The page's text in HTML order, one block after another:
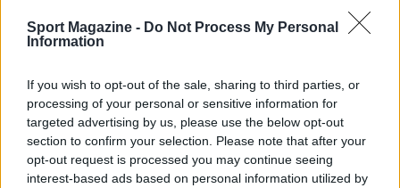
Sport Magazine - Do Not Process My Personal
Information
If you wish to opt-out of the sale, sharing to third parties, or
processing of your personal or sensitive information for
targeted advertising by us, please use the below opt-out
section to confirm your selection. Please note that after your
opt-out request is processed you may continue seeing
interest-based ads based on personal information utilized by
auto elettriche e ibride
Francesca Lombardi · 7 Ago 2026
NOTIZIE